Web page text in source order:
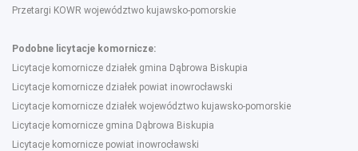
Przetargi KOWR województwo kujawsko-pomorskie
Podobne licytacje komornicze:
Licytacje komornicze działek gmina Dąbrowa Biskupia
Licytacje komornicze działek powiat inowrocławski
Licytacje komornicze działek województwo kujawsko-pomorskie
Licytacje komornicze gmina Dąbrowa Biskupia
Licytacje komornicze powiat inowrocławski